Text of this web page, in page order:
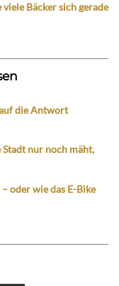
viele Bäcker sich gerade
die Antwort
nur noch mäht,
oder wie das E-Bike